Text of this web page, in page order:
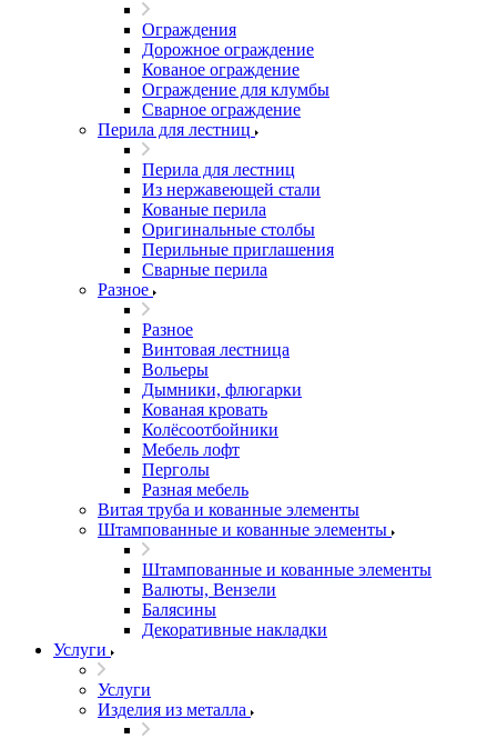
Ограждения
Дорожное ограждение
Кованое ограждение
Ограждение для клумбы
Сварное ограждение
Перила для лестниц
Перила для лестниц
Из нержавеющей стали
Кованые перила
Оригинальные столбы
Перильные приглашения
Сварные перила
Разное
Разное
Винтовая лестница
Вольеры
Дымники, флюгарки
Кованая кровать
Колёсоотбойники
Мебель лофт
Перголы
Разная мебель
Витая труба и кованные элементы
Штампованные и кованные элементы
Штампованные и кованные элементы
Валюты, Вензели
Балясины
Декоративные накладки
Услуги
Услуги
Изделия из металла